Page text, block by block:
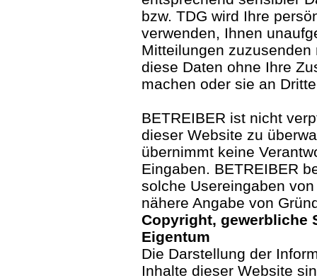
bzw. TDG wird Ihre
verwenden, Ihnen
Mitteilungen zuzusenden
diese Daten ohne Ihre
machen oder sie an
BETREIBER ist nicht
dieser Website zu
übernimmt keine
Eingaben. BETREIBER
solche Usereingaben
nähere Angabe von
Copyright, gewerbliche
Eigentum
Die Darstellung der
Inhalte dieser Website